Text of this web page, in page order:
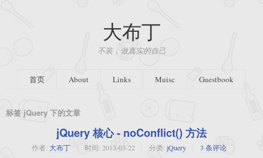
大布丁
不装，做真实的自己
首页 About Links Muisc Guestbook
标签 jQuery 下的文章
jQuery 核心 - noConflict() 方法
作者: 大布丁 时间: 2013-03-22 分类: jQuery 3 条评论